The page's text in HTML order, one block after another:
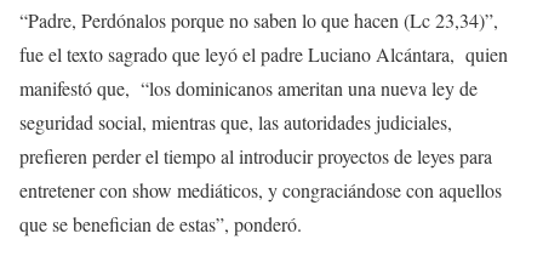
“Padre, Perdónalos porque no saben lo que hacen (Lc 23,34)”,
fue el texto sagrado que leyó el padre Luciano Alcántara, quien
manifestó que, “los dominicanos ameritan una nueva ley de
seguridad social, mientras que, las autoridades judiciales,
prefieren perder el tiempo al introducir proyectos de leyes para
entretener con show mediáticos, y congraciándose con aquellos
que se benefician de estas”, ponderó.